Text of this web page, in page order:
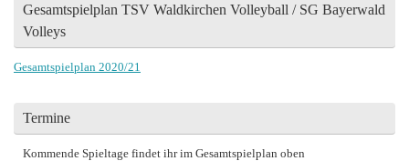
Gesamtspielplan TSV Waldkirchen Volleyball / SG Bayerwald
Volleys
Gesamtspielplan 2020/21
Termine
Kommende Spieltage findet ihr im Gesamtspielplan oben